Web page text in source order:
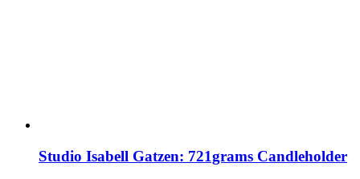
Studio Isabell Gatzen: 721grams Candleholder